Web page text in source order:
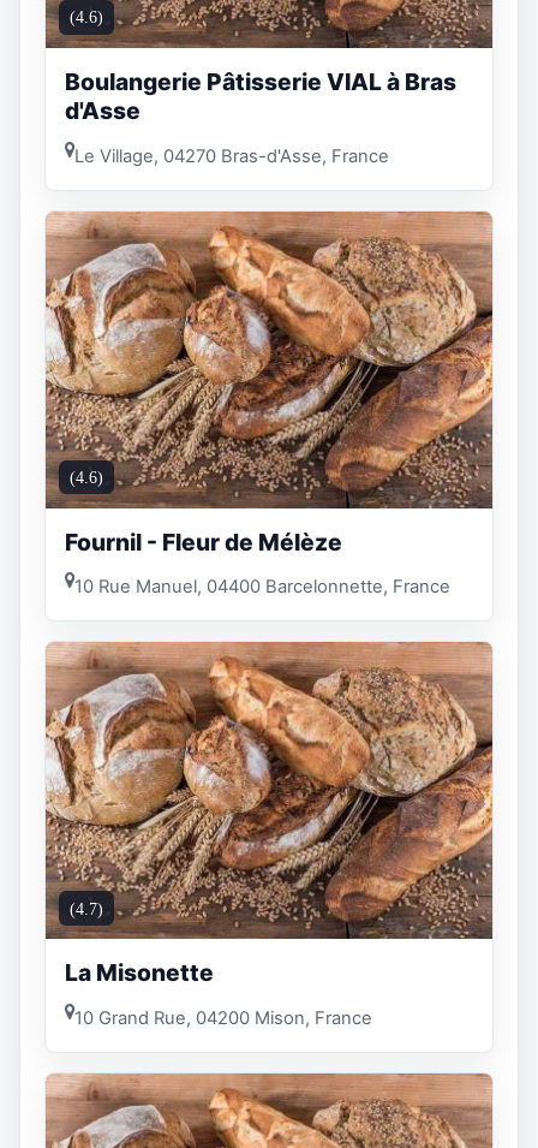
(4.6)
Boulangerie Pâtisserie VIAL à Bras
d'Asse
Le Village, 04270 Bras-d'Asse, France
(4.6)
Fournil - Fleur de Mélèze
10 Rue Manuel, 04400 Barcelonnette, France
(4.7)
La Misonette
10 Grand Rue, 04200 Mison, France